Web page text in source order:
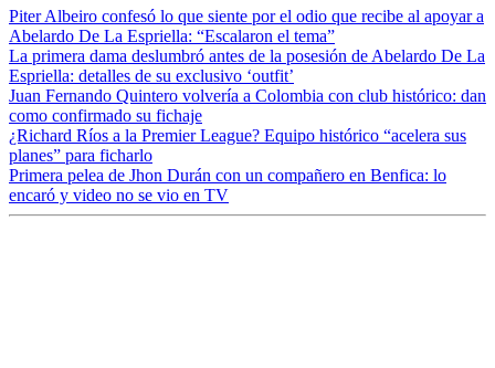
Piter Albeiro confesó lo que siente por el odio que recibe al apoyar a
Abelardo De La Espriella: “Escalaron el tema”
La primera dama deslumbró antes de la posesión de Abelardo De La
Espriella: detalles de su exclusivo ‘outfit’
Juan Fernando Quintero volvería a Colombia con club histórico: dan
como confirmado su fichaje
¿Richard Ríos a la Premier League? Equipo histórico “acelera sus
planes” para ficharlo
Primera pelea de Jhon Durán con un compañero en Benfica: lo
encaró y video no se vio en TV